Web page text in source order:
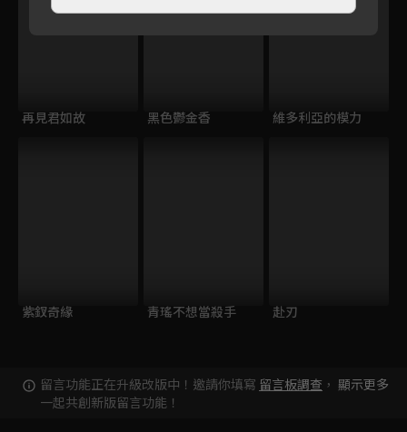
再見君如故 黑色鬱金香 維多利亞的模力
紫釵奇緣 青瑤不想當殺手 赴刃
留言功能正在升級改版中！邀請你填寫 留言板調查 ，
一起共創新版留言功能！
顯示更多